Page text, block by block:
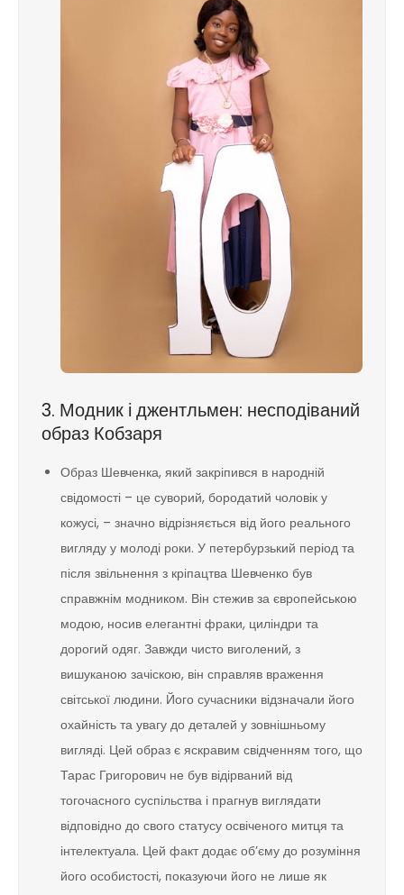
3. Модник і джентльмен: несподіваний
образ Кобзаря
Образ Шевченка, який закріпився в народній
свідомості – це суворий, бородатий чоловік у
кожусі, – значно відрізняється від його реального
вигляду у молоді роки. У петербурзький період та
після звільнення з кріпацтва Шевченко був
справжнім модником. Він стежив за європейською
модою, носив елегантні фраки, циліндри та
дорогий одяг. Завжди чисто виголений, з
вишуканою зачіскою, він справляв враження
світської людини. Його сучасники відзначали його
охайність та увагу до деталей у зовнішньому
вигляді. Цей образ є яскравим свідченням того, що
Тарас Григорович не був відірваний від
тогочасного суспільства і прагнув виглядати
відповідно до свого статусу освіченого митця та
інтелектуала. Цей факт додає об’єму до розуміння
його особистості, показуючи його не лише як